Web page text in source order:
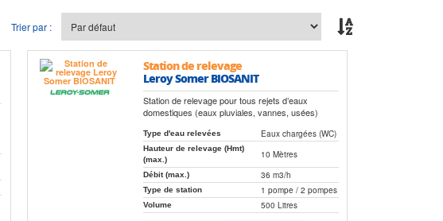
Trier par :
Station de relevage
Leroy Somer BIOSANIT
Station de relevage pour tous rejets d’eaux
domestiques (eaux pluviales, vannes, usées)
Type d'eau relevées Eaux chargées (WC)
Hauteur de relevage (Hmt)
(max.)
10 Mètres
Débit (max.) 36 m3/h
Type de station 1 pompe / 2 pompes
Volume 500 Litres